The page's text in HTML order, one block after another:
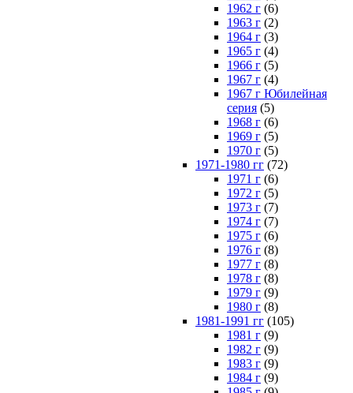
1962 г (6)
1963 г (2)
1964 г (3)
1965 г (4)
1966 г (5)
1967 г (4)
1967 г Юбилейная
серия (5)
1968 г (6)
1969 г (5)
1970 г (5)
1971-1980 гг (72)
1971 г (6)
1972 г (5)
1973 г (7)
1974 г (7)
1975 г (6)
1976 г (8)
1977 г (8)
1978 г (8)
1979 г (9)
1980 г (8)
1981-1991 гг (105)
1981 г (9)
1982 г (9)
1983 г (9)
1984 г (9)